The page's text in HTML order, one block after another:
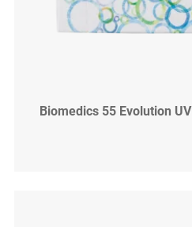
Biomedics 55 Evolution UV